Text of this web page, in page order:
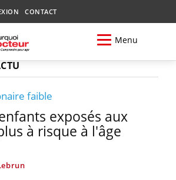
CONTACT
Menu
faible
exposés aux
à risque à l'âge